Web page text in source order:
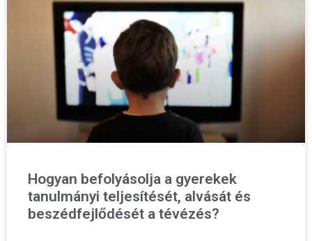
Hogyan befolyásolja a gyerekek
tanulmányi teljesítését, alvását és
beszédfejlődését a tévézés?